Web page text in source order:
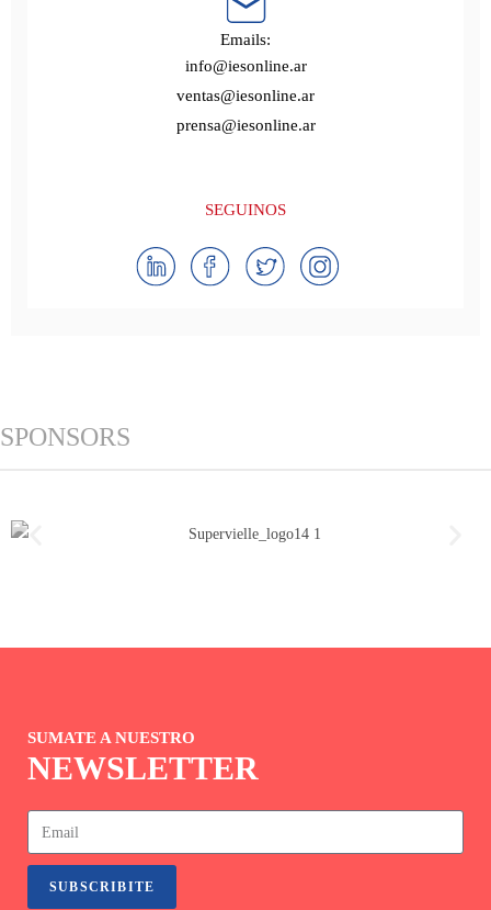
Emails:
info@iesonline.ar
ventas@iesonline.ar
prensa@iesonline.ar
SEGUINOS
SPONSORS
SUMATE A NUESTRO
NEWSLETTER
SUBSCRIBITE